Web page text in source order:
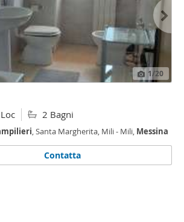
1/20
2 Bagni
, Santa Margherita, Mili - Mili, Messina
Contatta